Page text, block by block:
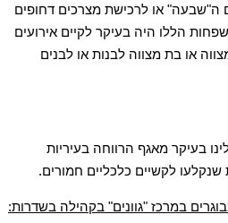
ה"שבעה" או לרכישת מצרכים דחופים
הסיוע למשפחות הללו היה בעיקר לקיים אירועים
או בת מצווה לבנות או לבנים
בעיקר מאגף הרווחה בעיריות
לקשיים כלכליים חמורים.
במרכז "גוונים" בקהילה בשדרות: